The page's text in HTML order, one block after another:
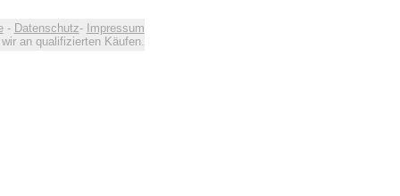
- Datenschutz- Impressum
an qualifizierten Käufen.